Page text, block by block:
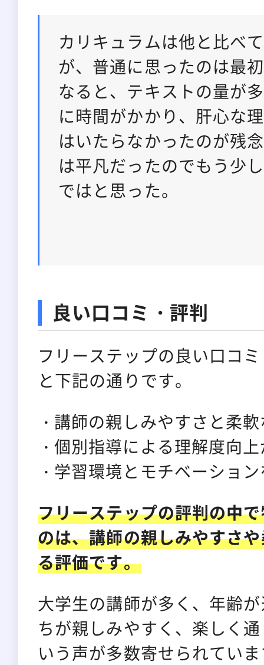
カリキュラムは他と比べ
が、普通に思ったのは最
なると、テキストの量が
に時間がかかり、肝心な
はいたらなかったのが残
は平凡だったのでもう少
ではと思った。
良い口コミ・評判
フリーステップの良い口コ
と下記の通りです。
講師の親しみやすさと柔
個別指導による理解度向
学習環境とモチベーショ
フリーステップの評判の中
のは、講師の親しみやすさ
る評価です。
大学生の講師が多く、年齢
ちが親しみやすく、楽しく
いう声が多数寄せられてい